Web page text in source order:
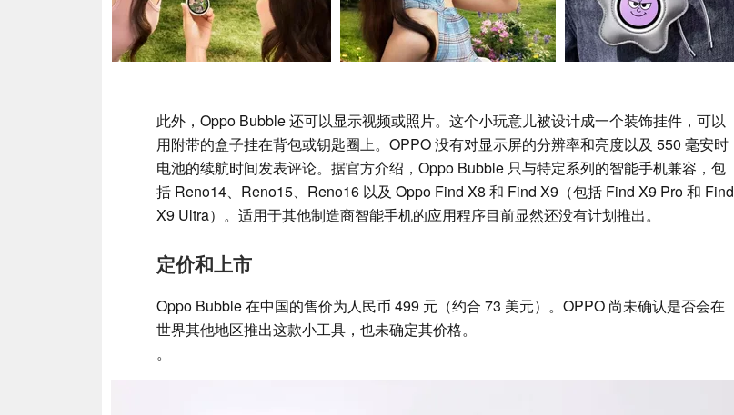
此外，Oppo Bubble 还可以显示视频或照片。这个小玩意儿被设计成一个装饰挂件，可以
用附带的盒子挂在背包或钥匙圈上。OPPO 没有对显示屏的分辨率和亮度以及 550 毫安时
电池的续航时间发表评论。据官方介绍，Oppo Bubble 只与特定系列的智能手机兼容，包
括 Reno14、Reno15、Reno16 以及 Oppo Find X8 和 Find X9（包括 Find X9 Pro 和 Find
X9 Ultra）。适用于其他制造商智能手机的应用程序目前显然还没有计划推出。
定价和上市
Oppo Bubble 在中国的售价为人民币 499 元（约合 73 美元）。OPPO 尚未确认是否会在
世界其他地区推出这款小工具，也未确定其价格。
。